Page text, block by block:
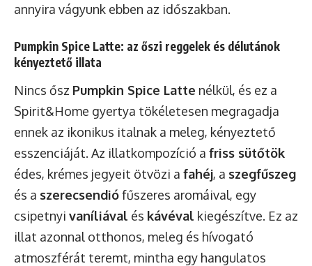
annyira vágyunk ebben az időszakban.
Pumpkin Spice Latte: az őszi reggelek és délutánok
kényeztető illata
Nincs ősz Pumpkin Spice Latte nélkül, és ez a
Spirit&Home gyertya tökéletesen megragadja
ennek az ikonikus italnak a meleg, kényeztető
esszenciáját. Az illatkompozíció a friss sütőtök
édes, krémes jegyeit ötvözi a fahéj, a szegfűszeg
és a szerecsendiófűszeres aromáival, egy
csipetnyi vaníliával és kávéval kiegészítve. Ez az
illat azonnal otthonos, meleg és hívogató
atmoszférát teremt, mintha egy hangulatos